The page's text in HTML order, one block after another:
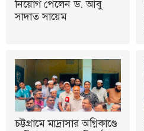
নিয়োগ পেলেন ড. আবু
সাদাত সায়েম
চট্টগ্রামে মাদ্রাসার অগ্নিকাণ্ডে